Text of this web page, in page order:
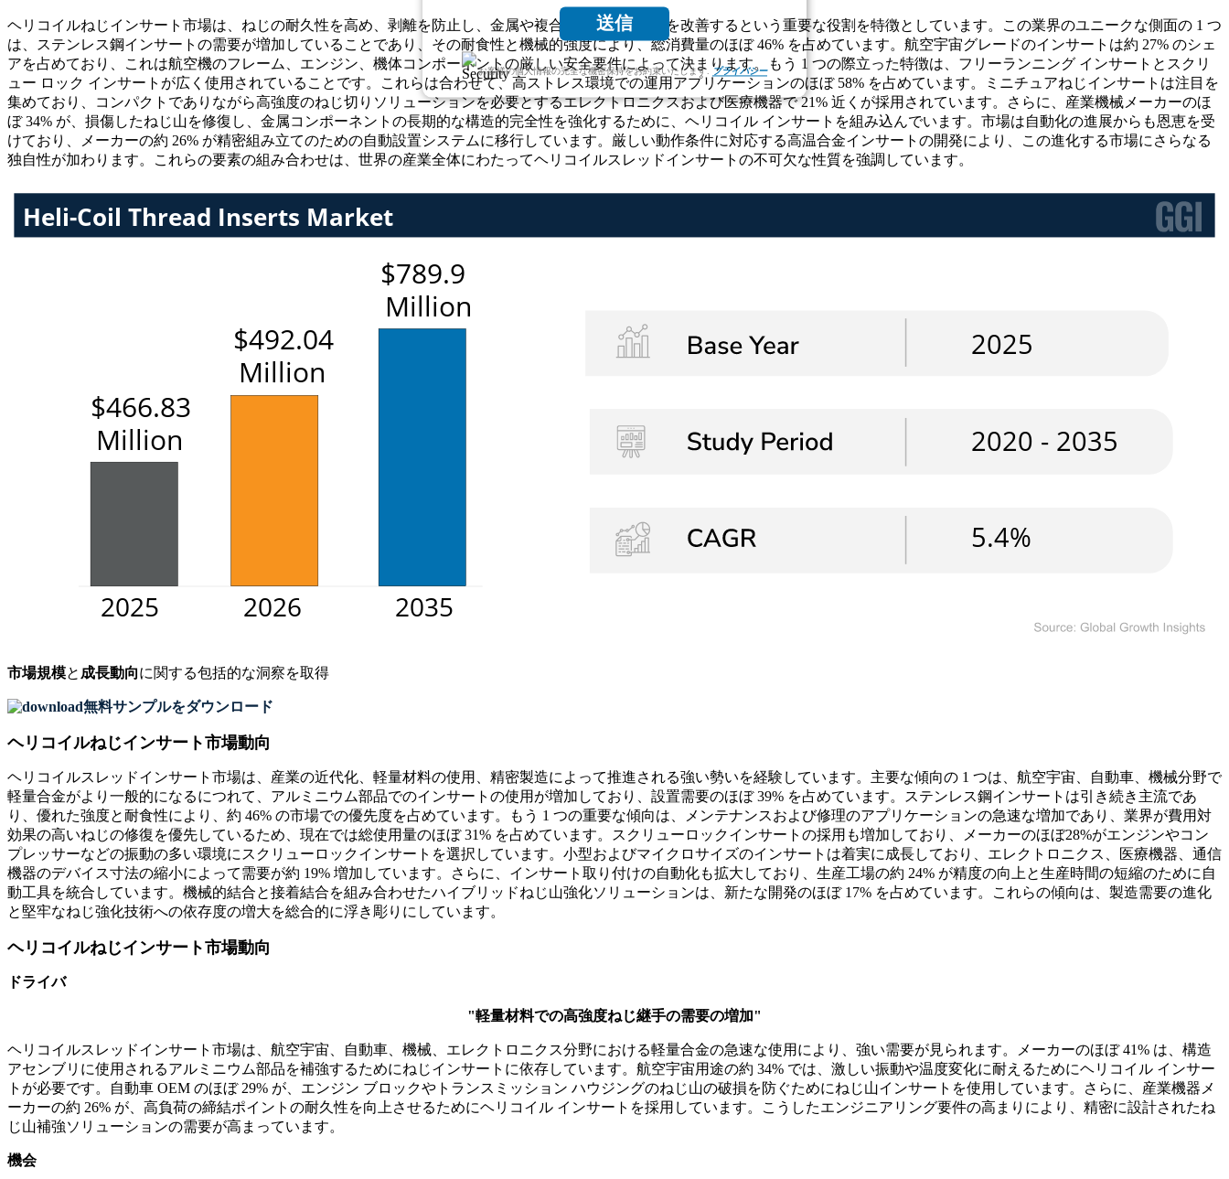
送信
お客様の個人情報の完全な機密保持をお約束いたします. プライバシー
ヘリコイルねじインサート市場は、ねじの耐久性を高め、剥離を防止し、金属や複合材料の荷重分散を改善するという重要な役割を特徴としています。この業界のユニークな側面の 1 つ
は、ステンレス鋼インサートの需要が増加していることであり、その耐食性と機械的強度により、総消費量のほぼ 46% を占めています。航空宇宙グレードのインサートは約 27% のシェ
アを占めており、これは航空機のフレーム、エンジン、機体コンポーネントの厳しい安全要件によって決まります。もう 1 つの際立った特徴は、フリーランニング インサートとスクリ
ュー ロック インサートが広く使用されていることです。これらは合わせて、高ストレス環境での運用アプリケーションのほぼ 58% を占めています。ミニチュアねじインサートは注目を
集めており、コンパクトでありながら高強度のねじ切りソリューションを必要とするエレクトロニクスおよび医療機器で 21% 近くが採用されています。さらに、産業機械メーカーのほ
ぼ 34% が、損傷したねじ山を修復し、金属コンポーネントの長期的な構造的完全性を強化するために、ヘリコイル インサートを組み込んでいます。市場は自動化の進展からも恩恵を受
けており、メーカーの約 26% が精密組み立てのための自動設置システムに移行しています。厳しい動作条件に対応する高温合金インサートの開発により、この進化する市場にさらなる
独自性が加わります。これらの要素の組み合わせは、世界の産業全体にわたってヘリコイルスレッドインサートの不可欠な性質を強調しています。
市場規模と 成長動向に関する包括的な洞察を取得
無料サンプルをダウンロード
ヘリコイルねじインサート市場動向
ヘリコイルスレッドインサート市場は、産業の近代化、軽量材料の使用、精密製造によって推進される強い勢いを経験しています。主要な傾向の 1 つは、航空宇宙、自動車、機械分野で
軽量合金がより一般的になるにつれて、アルミニウム部品でのインサートの使用が増加しており、設置需要のほぼ 39% を占めています。ステンレス鋼インサートは引き続き主流であ
り、優れた強度と耐食性により、約 46% の市場での優先度を占めています。もう 1 つの重要な傾向は、メンテナンスおよび修理のアプリケーションの急速な増加であり、業界が費用対
効果の高いねじの修復を優先しているため、現在では総使用量のほぼ 31% を占めています。スクリューロックインサートの採用も増加しており、メーカーのほぼ28%がエンジンやコン
プレッサーなどの振動の多い環境にスクリューロックインサートを選択しています。小型およびマイクロサイズのインサートは着実に成長しており、エレクトロニクス、医療機器、通信
機器のデバイス寸法の縮小によって需要が約 19% 増加しています。さらに、インサート取り付けの自動化も拡大しており、生産工場の約 24% が精度の向上と生産時間の短縮のために自
動工具を統合しています。機械的結合と接着結合を組み合わせたハイブリッドねじ山強化ソリューションは、新たな開発のほぼ 17% を占めています。これらの傾向は、製造需要の進化
と堅牢なねじ強化技術への依存度の増大を総合的に浮き彫りにしています。
ヘリコイルねじインサート市場動向
ドライバ
"軽量材料での高強度ねじ継手の需要の増加"
ヘリコイルスレッドインサート市場は、航空宇宙、自動車、機械、エレクトロニクス分野における軽量合金の急速な使用により、強い需要が見られます。メーカーのほぼ 41% は、構造
アセンブリに使用されるアルミニウム部品を補強するためにねじインサートに依存しています。航空宇宙用途の約 34% では、激しい振動や温度変化に耐えるためにヘリコイル インサー
トが必要です。自動車 OEM のほぼ 29% が、エンジン ブロックやトランスミッション ハウジングのねじ山の破損を防ぐためにねじ山インサートを使用しています。さらに、産業機器メ
ーカーの約 26% が、高負荷の締結ポイントの耐久性を向上させるためにヘリコイル インサートを採用しています。こうしたエンジニアリング要件の高まりにより、精密に設計されたね
じ山補強ソリューションの需要が高まっています。
機会